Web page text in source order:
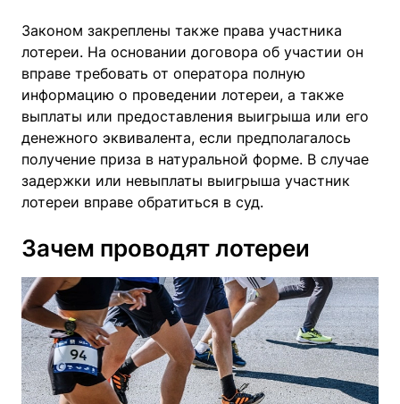
Законом закреплены также права участника
лотереи. На основании договора об участии он
вправе требовать от оператора полную
информацию о проведении лотереи, а также
выплаты или предоставления выигрыша или его
денежного эквивалента, если предполагалось
получение приза в натуральной форме. В случае
задержки или невыплаты выигрыша участник
лотереи вправе обратиться в суд.
Зачем проводят лотереи